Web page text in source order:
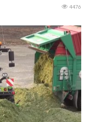
4476